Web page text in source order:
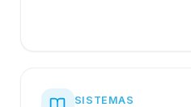
SISTEMAS